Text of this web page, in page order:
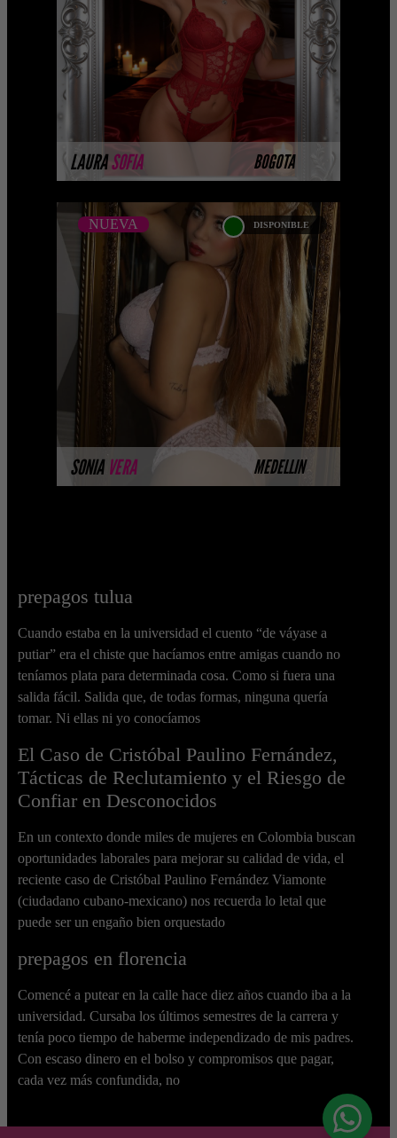
LAURASOFIA BOGOTA
Platinum Esta modelo pertenece a
nuestro Catálogo Privado Platinum.
Selección privada de modelos con un
nivel de belleza y perform ...
MÁS INFORMACIÓN
SONIA VERA MEDELLIN
NUEVA DISPONIBLE
SONIA VERA - MEDELLIN
NUEVA
...Próximamente.... Algunas de nuestras
modelos aún no tienen imágenes
disponibles en la web porque están
completando su ses ...
MÁS INFORMACIÓN
prepagos tulua
Cuando estaba en la universidad el cuento “de váyase a
putiar” era el chiste que hacíamos entre amigas cuando no
teníamos plata para determinada cosa. Como si fuera una
salida fácil. Salida que, de todas formas, ninguna quería
tomar. Ni ellas ni yo conocíamos
El Caso de Cristóbal Paulino Fernández,
Tácticas de Reclutamiento y el Riesgo de
Confiar en Desconocidos
En un contexto donde miles de mujeres en Colombia buscan
oportunidades laborales para mejorar su calidad de vida, el
reciente caso de Cristóbal Paulino Fernández Viamonte
(ciudadano cubano-mexicano) nos recuerda lo letal que
puede ser un engaño bien orquestado
prepagos en florencia
Comencé a putear en la calle hace diez años cuando iba a la
universidad. Cursaba los últimos semestres de la carrera y
tenía poco tiempo de haberme independizado de mis padres.
Con escaso dinero en el bolso y compromisos que pagar,
cada vez más confundida, no